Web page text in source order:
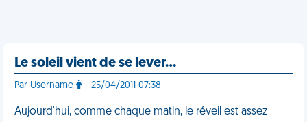
Le soleil vient de se lever…
Par Username - 25/04/2011 07:38
Aujourd'hui, comme chaque matin, le réveil est assez